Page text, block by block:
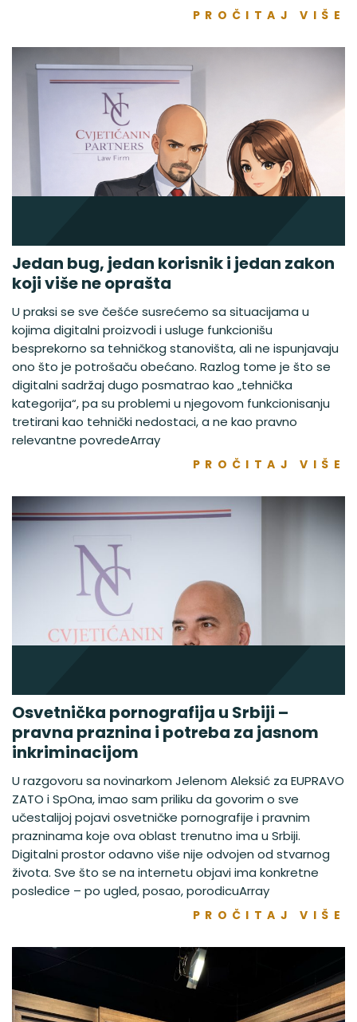
PROČITAJ VIŠE
Jedan bug, jedan korisnik i jedan zakon
koji više ne oprašta
U praksi se sve češće susrećemo sa situacijama u
kojima digitalni proizvodi i usluge funkcionišu
besprekorno sa tehničkog stanovišta, ali ne ispunjavaju
ono što je potrošaču obećano. Razlog tome je što se
digitalni sadržaj dugo posmatrao kao „tehnička
kategorija“, pa su problemi u njegovom funkcionisanju
tretirani kao tehnički nedostaci, a ne kao pravno
relevantne povredeArray
PROČITAJ VIŠE
Osvetnička pornografija u Srbiji –
pravna praznina i potreba za jasnom
inkriminacijom
U razgovoru sa novinarkom Jelenom Aleksić za EUPRAVO
ZATO i SpOna, imao sam priliku da govorim o sve
učestalijoj pojavi osvetničke pornografije i pravnim
prazninama koje ova oblast trenutno ima u Srbiji.
Digitalni prostor odavno više nije odvojen od stvarnog
života. Sve što se na internetu objavi ima konkretne
posledice – po ugled, posao, porodicuArray
PROČITAJ VIŠE